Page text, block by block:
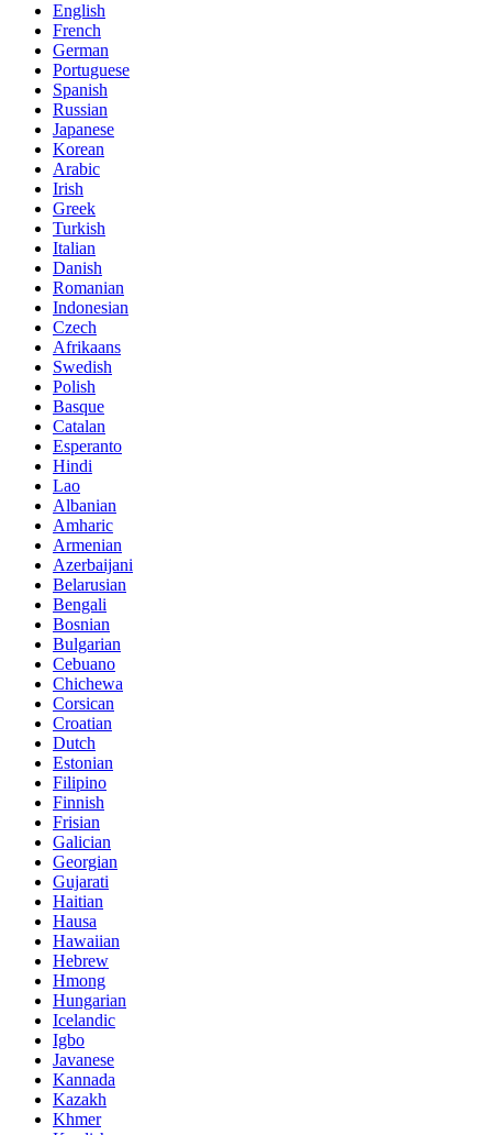
English
French
German
Portuguese
Spanish
Russian
Japanese
Korean
Arabic
Irish
Greek
Turkish
Italian
Danish
Romanian
Indonesian
Czech
Afrikaans
Swedish
Polish
Basque
Catalan
Esperanto
Hindi
Lao
Albanian
Amharic
Armenian
Azerbaijani
Belarusian
Bengali
Bosnian
Bulgarian
Cebuano
Chichewa
Corsican
Croatian
Dutch
Estonian
Filipino
Finnish
Frisian
Galician
Georgian
Gujarati
Haitian
Hausa
Hawaiian
Hebrew
Hmong
Hungarian
Icelandic
Igbo
Javanese
Kannada
Kazakh
Khmer